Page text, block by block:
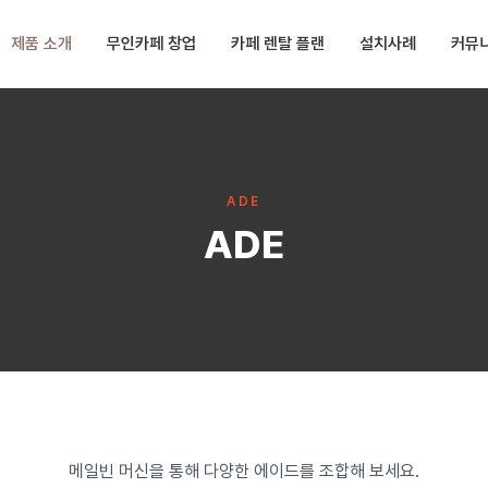
제품 소개 무인카페 창업 카페 렌탈 플랜 설치사례 커뮤
ADE
ADE
메일빈 머신을 통해 다양한 에이드를 조합해 보세요.